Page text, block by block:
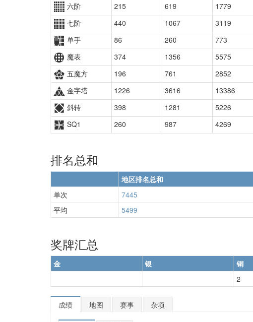
六阶
215 619 1779
七阶
440 1067 3119
单手
86 260 773
魔表
374 1356 5575
五魔方
196 761 2852
金字塔
1226 3616 13386
斜转
398 1281 5226
SQ1
260 987 4269
排名总和
地区排名总和
单次
7445
平均
5499
奖牌汇总
金 银
铜
2
成绩 地图 赛事 杂项